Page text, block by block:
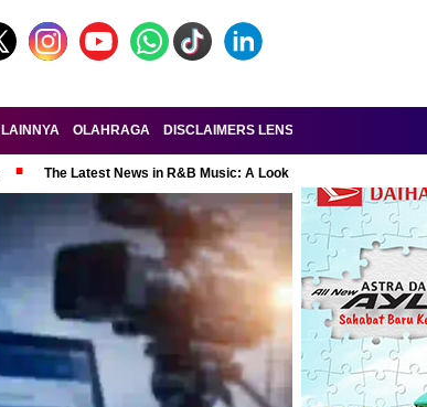
LAINNYA OLAHRAGA DISCLAIMERS LENSA-RAKYAT.COM
The Latest News in R&B Music: A Look at Super Bowl